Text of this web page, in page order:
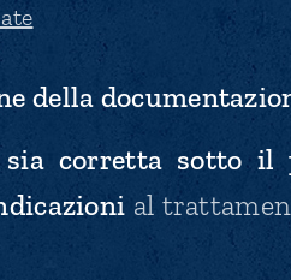
della
sia corretta sotto il
al